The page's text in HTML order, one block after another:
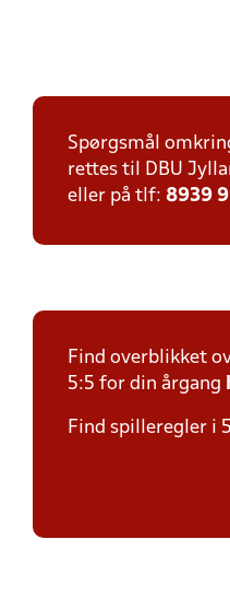
Spørgsmål
rettes til DBU
eller på tlf: 8939
Find overblikket
5:5 for din årgang
Find spilleregler i